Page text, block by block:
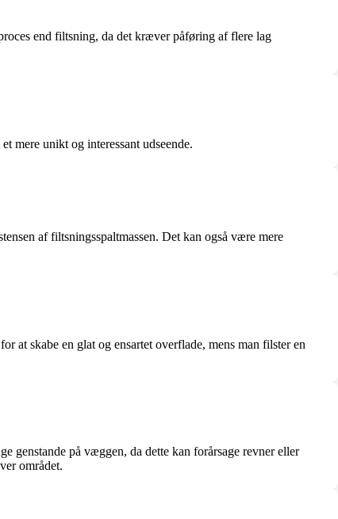
end filtsning, da det kræver påføring af flere lag
mere unikt og interessant udseende.
af filtsningsspaltmassen. Det kan også være mere
at skabe en glat og ensartet overflade, mens man filster en
genstande på væggen, da dette kan forårsage revner eller
området.